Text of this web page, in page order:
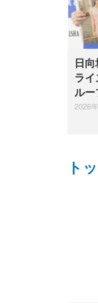
日
ラ
ルー
2026
ト